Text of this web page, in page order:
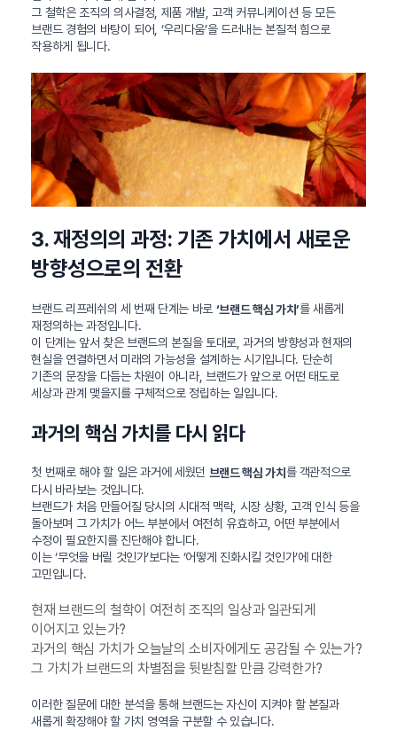
그 철학은 조직의 의사결정, 제품 개발, 고객 커뮤니케이션 등 모든
브랜드 경험의 바탕이 되어, ‘우리다움’을 드러내는 본질적 힘으로
작용하게 됩니다.
3. 재정의의 과정: 기존 가치에서 새로운
방향성으로의 전환
브랜드 리프레쉬의 세 번째 단계는 바로 ‘브랜드 핵심 가치’를 새롭게
재정의하는 과정입니다.
이 단계는 앞서 찾은 브랜드의 본질을 토대로, 과거의 방향성과 현재의
현실을 연결하면서 미래의 가능성을 설계하는 시기입니다. 단순히
기존의 문장을 다듬는 차원이 아니라, 브랜드가 앞으로 어떤 태도로
세상과 관계 맺을지를 구체적으로 정립하는 일입니다.
과거의 핵심 가치를 다시 읽다
첫 번째로 해야 할 일은 과거에 세웠던 브랜드 핵심 가치 를 객관적으로
다시 바라보는 것입니다.
브랜드가 처음 만들어질 당시의 시대적 맥락, 시장 상황, 고객 인식 등을
돌아보며 그 가치가 어느 부분에서 여전히 유효하고, 어떤 부분에서
수정이 필요한지를 진단해야 합니다.
이는 ‘무엇을 버릴 것인가’보다는 ‘어떻게 진화시킬 것인가’에 대한
고민입니다.
현재 브랜드의 철학이 여전히 조직의 일상과 일관되게
이어지고 있는가?
과거의 핵심 가치가 오늘날의 소비자에게도 공감될 수 있는가?
그 가치가 브랜드의 차별점을 뒷받침할 만큼 강력한가?
이러한 질문에 대한 분석을 통해 브랜드는 자신이 지켜야 할 본질과
새롭게 확장해야 할 가치 영역을 구분할 수 있습니다.